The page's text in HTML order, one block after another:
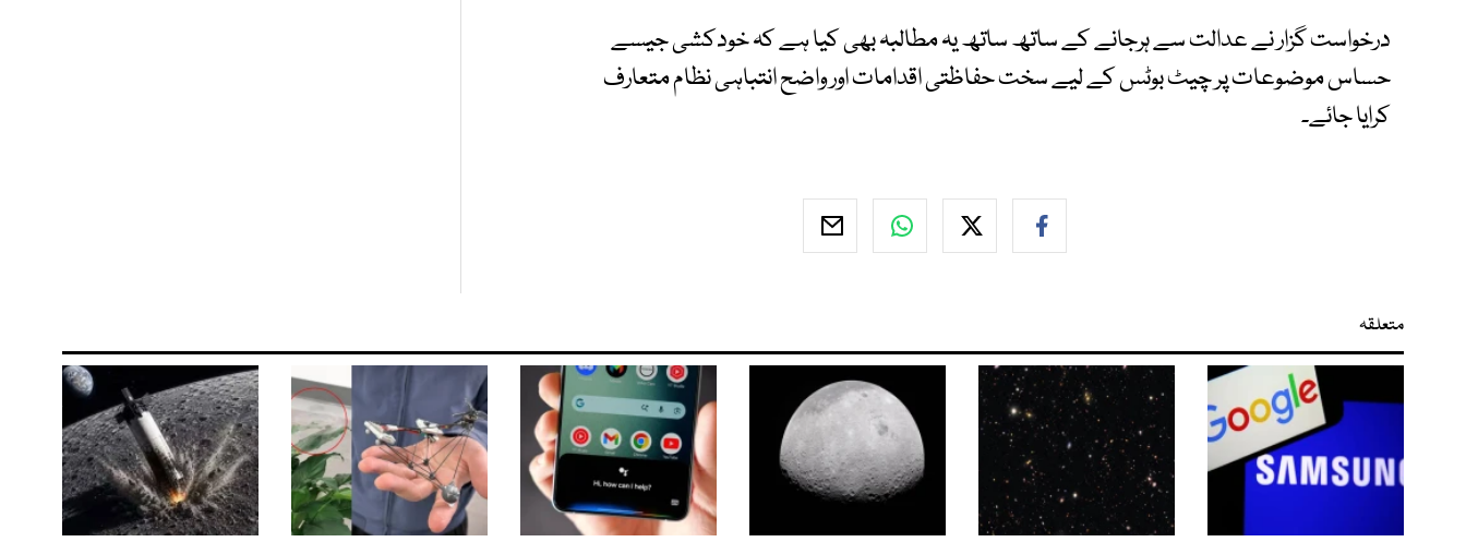
درخواست گزار نے عدالت سے ہرجانے کے ساتھ ساتھ یہ مطالبہ بھی کیا ہے کہ خودکشی جیسے
حساس موضوعات پر چیٹ بوٹس کے لیے سخت حفاظتی اقدامات اور واضح انتباہی نظام متعارف
کرایا جائے۔
متعلقہ